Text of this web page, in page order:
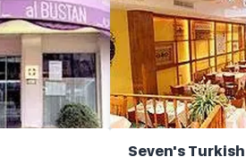
Seven's